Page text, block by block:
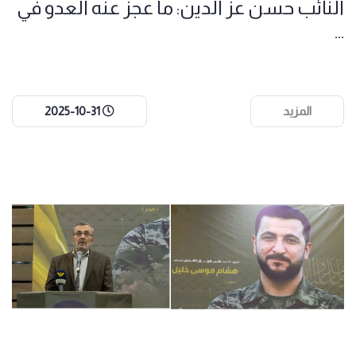
النائب حسن عز الدين: ما عجز عنه العدو في
...
المزيد